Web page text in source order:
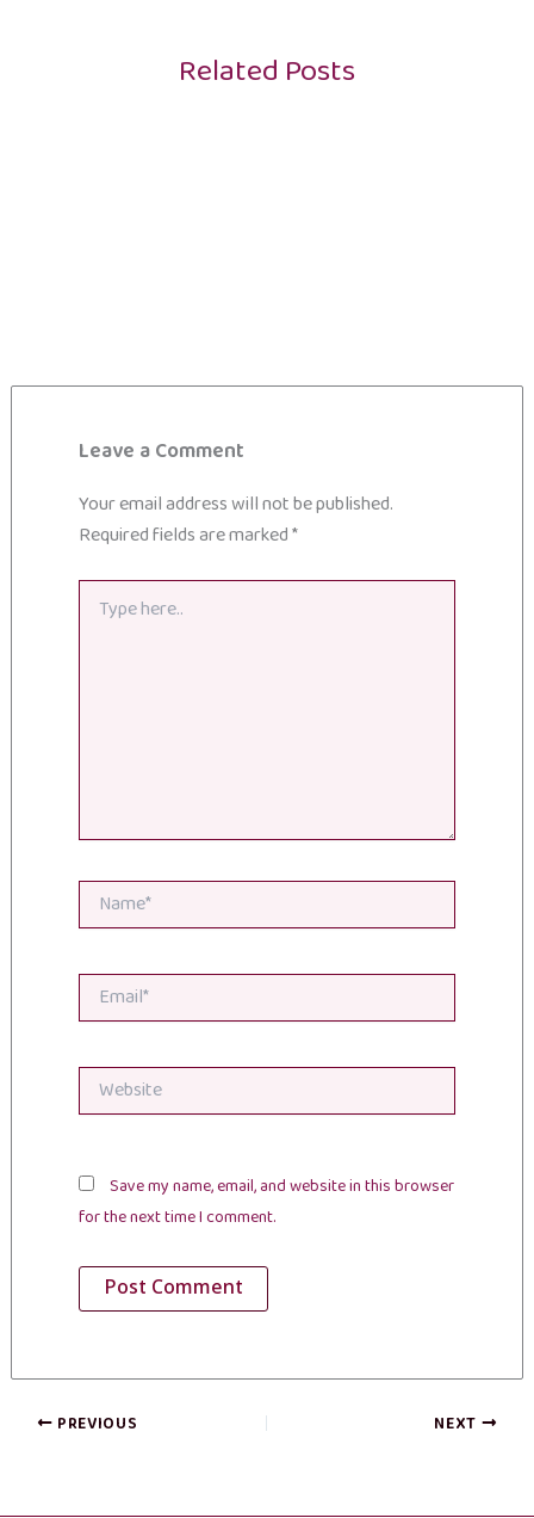
Related Posts
Leave a Comment
Your email address will not be published.
Required fields are marked*
here..
Name*
Email*
Website
Save my name, email, and website in this browser
for the next time I comment.
PREVIOUS NEXT